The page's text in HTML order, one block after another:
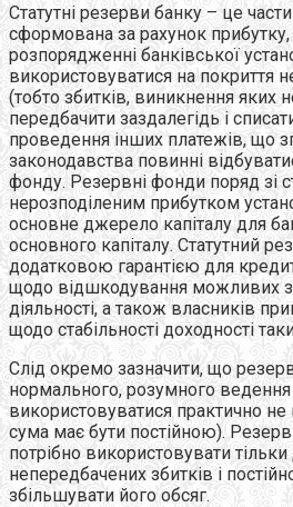
Статутні резерви банку – це
сформована за рахунок
розпорядженні банківської
використовуватися на покриття
(тобто збитків, виникнення яких
передбачити заздалегідь і
проведення інших платежів, що
законодавства повинні
фонду. Резервні фонди поряд зі
нерозподіленим прибутком
основне джерело капіталу для
основного капіталу. Статутний
додатковою гарантією для
щодо відшкодування можливих
діяльності, а також власників
щодо стабільності доходності
Слід окремо зазначити, що
нормального, розумного ведення
використовуватися практично
сума має бути постійною).
потрібно використовувати
непередбачених збитків і
збільшувати його обсяг.